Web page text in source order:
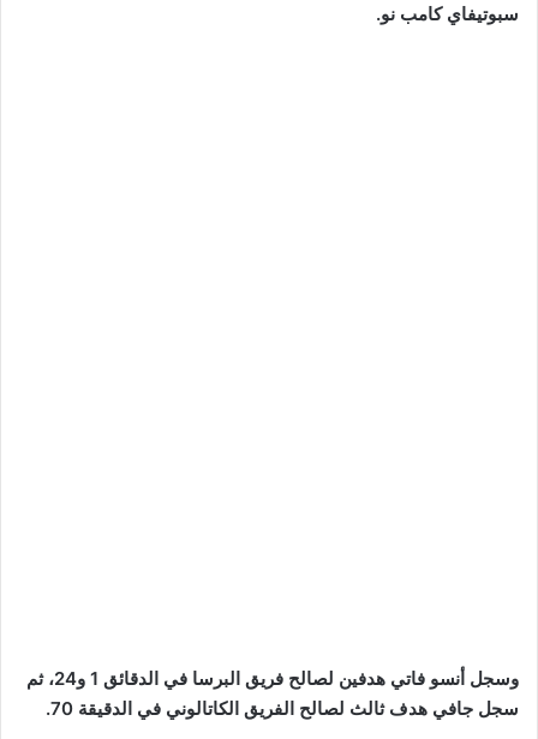
سبوتيفاي كامب نو.
وسجل أنسو فاتي هدفين لصالح فريق البرسا في الدقائق 1 و24، ثم
سجل جافي هدف ثالث لصالح الفريق الكاتالوني في الدقيقة 70.